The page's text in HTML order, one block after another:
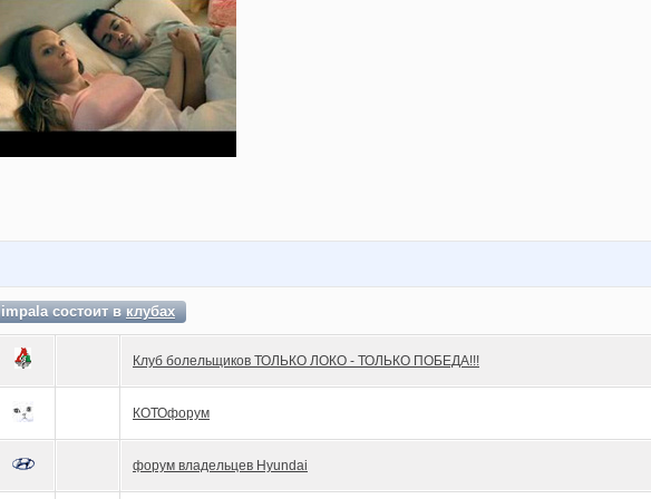
impala состоит вклубах
Клуб болельщиков ТОЛЬКО ЛОКО - ТОЛЬКО ПОБЕДА!!!
КОТОфорум
форум владельцев Hyundai